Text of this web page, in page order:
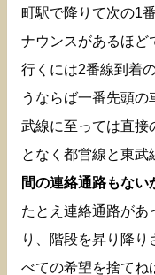
町駅で降りて次の1
ナウンスがあるほど
行くには2番線到着
うならば一番先頭
武線に至っては直接
となく都営線と東武
間の連絡通路もな
たとえ連絡通路があ
り、階段を昇り降
べての希望を捨てね